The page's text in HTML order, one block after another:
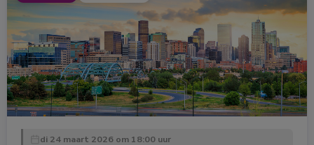
di 24 maart 2026 om 18:00 uur